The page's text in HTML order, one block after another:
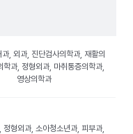
, 외과, 진단검사의학과, 재활의
학과, 정형외과, 마취통증의학과,
영상의학과
정형외과, 소아청소년과, 피부과,